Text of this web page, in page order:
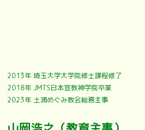
2013年 埼玉大学大学院修士課程修了
2018年 JMTS日本宣教神学院卒業
2023年 土浦めぐみ教会総務主事